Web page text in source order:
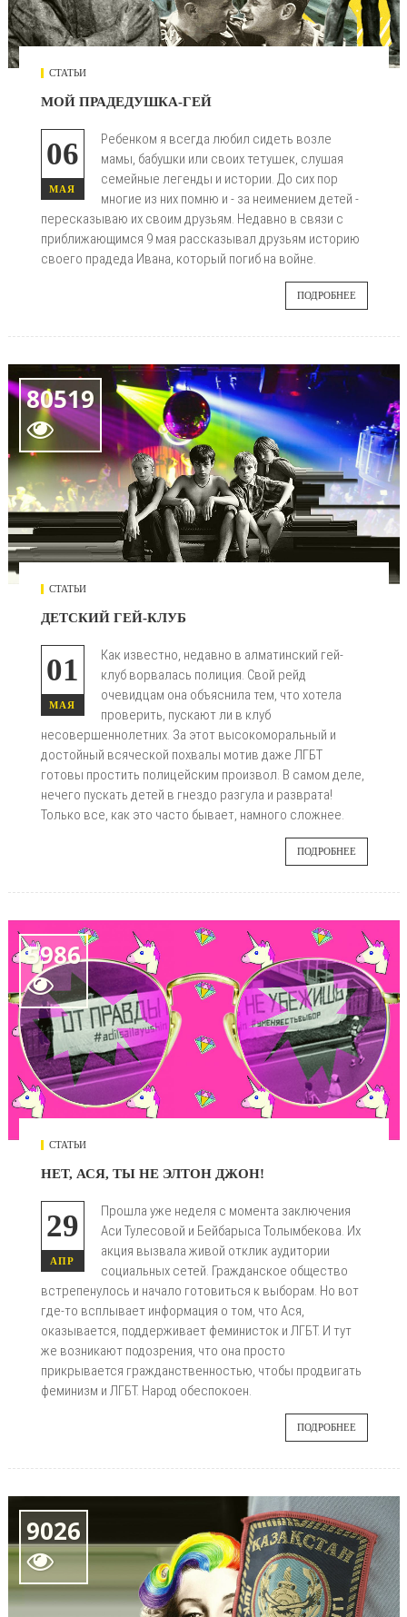
СТАТЬИ
МОЙ ПРАДЕДУШКА-ГЕЙ
06
МАЯ
Ребенком я всегда любил сидеть возле
мамы, бабушки или своих тетушек, слушая
семейные легенды и истории. До сих пор
многие из них помню и - за неимением детей -
пересказываю их своим друзьям. Недавно в связи с
приближающимся 9 мая рассказывал друзьям историю
своего прадеда Ивана, который погиб на войне.
ПОДРОБНЕЕ
80519

СТАТЬИ
ДЕТСКИЙ ГЕЙ-КЛУБ
01
МАЯ
Как известно, недавно в алматинский гей-
клуб ворвалась полиция. Свой рейд
очевидцам она объяснила тем, что хотела
проверить, пускают ли в клуб
несовершеннолетних. За этот высокоморальный и
достойный всяческой похвалы мотив даже ЛГБТ
готовы простить полицейским произвол. В самом деле,
нечего пускать детей в гнездо разгула и разврата!
Только все, как это часто бывает, намного сложнее.
ПОДРОБНЕЕ
5986

СТАТЬИ
НЕТ, АСЯ, ТЫ НЕ ЭЛТОН ДЖОН!
29
АПР
Прошла уже неделя с момента заключения
Аси Тулесовой и Бейбарыса Толымбекова. Их
акция вызвала живой отклик аудитории
социальных сетей. Гражданское общество
встрепенулось и начало готовиться к выборам. Но вот
где-то всплывает информация о том, что Ася,
оказывается, поддерживает феминисток и ЛГБТ. И тут
же возникают подозрения, что она просто
прикрывается гражданственностью, чтобы продвигать
феминизм и ЛГБТ. Народ обеспокоен.
ПОДРОБНЕЕ
9026
